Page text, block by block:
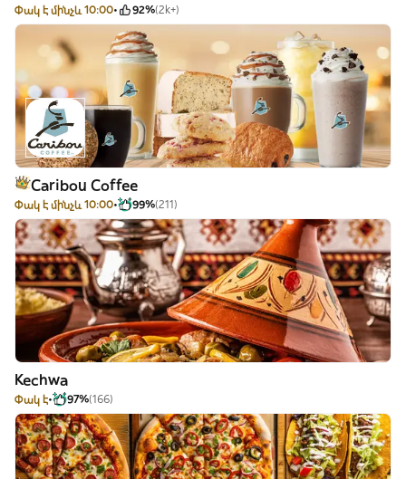
Փակ է մինչև 10:00 92%(2k+)
Caribou Coffee
Փակ է մինչև 10:00 99%(211)
Kechwa
Փակ է 97%(166)